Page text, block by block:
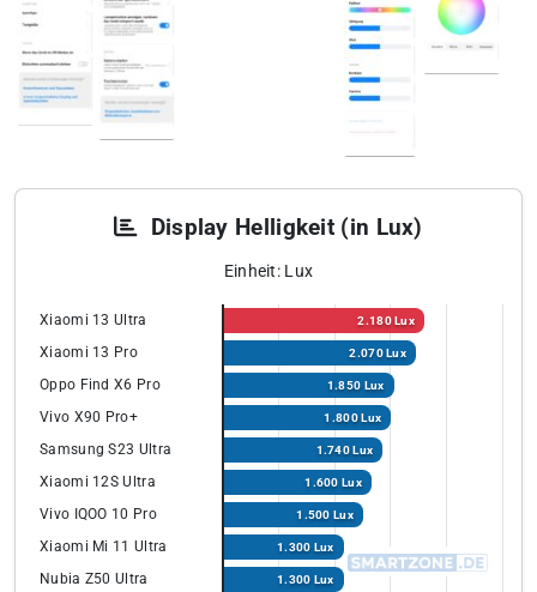
Display Helligkeit (in Lux)
Einheit: Lux
Xiaomi 13 Ultra 2.180 Lux
Xiaomi 13 Pro 2.070 Lux
Oppo Find X6 Pro 1.850 Lux
Vivo X90 Pro+ 1.800 Lux
Samsung S23 Ultra 1.740 Lux
Xiaomi 12S Ultra 1.600 Lux
Vivo IQOO 10 Pro 1.500 Lux
Xiaomi Mi 11 Ultra 1.300 Lux
Nubia Z50 Ultra 1.300 Lux